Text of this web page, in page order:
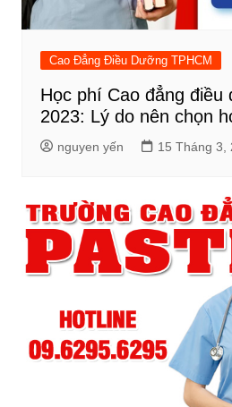
Cao Đẳng Điều Dưỡng TPHCM
Học phí Cao đẳng điều
2023: Lý do nên chọn
nguyen yến 15 Tháng 3,